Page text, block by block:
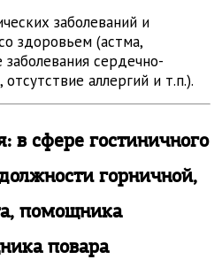
заболеваний и
здоровьем (астма,
сердечно-
аллергий и т.п.).
в сфере гостиничного
горничной,
помощника
повара